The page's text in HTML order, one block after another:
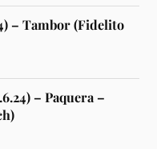
– Tambor (Fidelito
– Paquera –